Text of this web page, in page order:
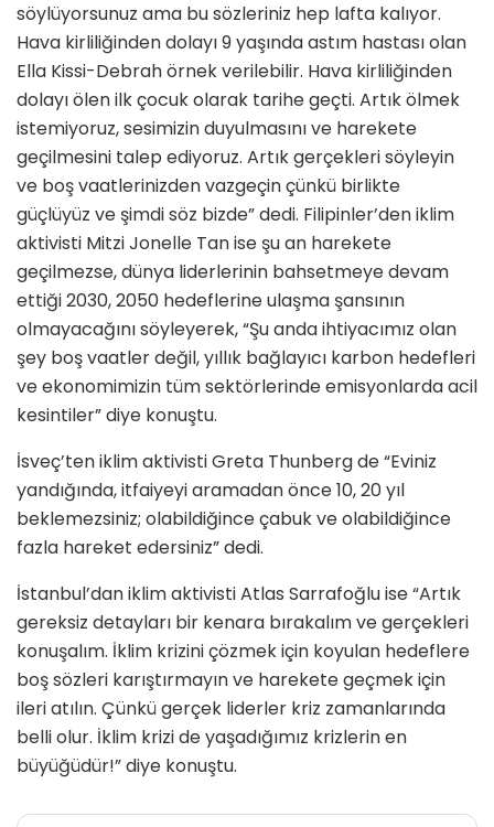
söylüyorsunuz ama bu sözleriniz hep lafta kalıyor.
Hava kirliliğinden dolayı 9 yaşında astım hastası olan
Ella Kissi-Debrah örnek verilebilir. Hava kirliliğinden
dolayı ölen ilk çocuk olarak tarihe geçti. Artık ölmek
istemiyoruz, sesimizin duyulmasını ve harekete
geçilmesini talep ediyoruz. Artık gerçekleri söyleyin
ve boş vaatlerinizden vazgeçin çünkü birlikte
güçlüyüz ve şimdi söz bizde” dedi. Filipinler’den iklim
aktivisti Mitzi Jonelle Tan ise şu an harekete
geçilmezse, dünya liderlerinin bahsetmeye devam
ettiği 2030, 2050 hedeflerine ulaşma şansının
olmayacağını söyleyerek, “Şu anda ihtiyacımız olan
şey boş vaatler değil, yıllık bağlayıcı karbon hedefleri
ve ekonomimizin tüm sektörlerinde emisyonlarda acil
kesintiler” diye konuştu.
İsveç’ten iklim aktivisti Greta Thunberg de “Eviniz
yandığında, itfaiyeyi aramadan önce 10, 20 yıl
beklemezsiniz; olabildiğince çabuk ve olabildiğince
fazla hareket edersiniz” dedi.
İstanbul’dan iklim aktivisti Atlas Sarrafoğlu ise “Artık
gereksiz detayları bir kenara bırakalım ve gerçekleri
konuşalım. İklim krizini çözmek için koyulan hedeflere
boş sözleri karıştırmayın ve harekete geçmek için
ileri atılın. Çünkü gerçek liderler kriz zamanlarında
belli olur. İklim krizi de yaşadığımız krizlerin en
büyüğüdür!” diye konuştu.